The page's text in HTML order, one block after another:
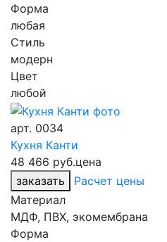
Форма
любая
Стиль
модерн
Цвет
любой
арт. 0034
Кухня Канти
48 466 руб.цена
заказать
Расчет цены
Материал
МДФ, ПВХ, экомембрана
Форма